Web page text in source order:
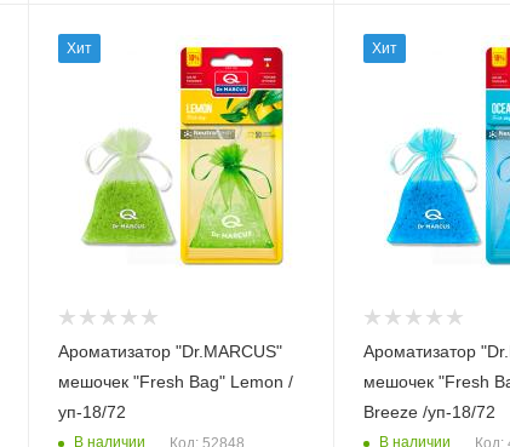
Хит
Ароматизатор "Dr.MARСUS"
мешочек "Fresh Bag" Lemon /
уп-18/72
В наличии Код: 52848
Хит
Ароматизатор
мешочек "Fresh
Breeze /уп-18/72
В наличии Код: